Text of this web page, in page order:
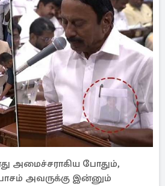
அமைச்சராகிய போதும்,
அவருக்கு இன்னும்